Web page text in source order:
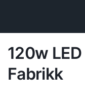
120w
Fabrikk